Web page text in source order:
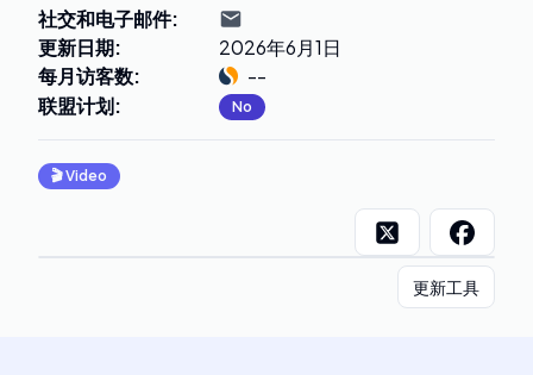
社交和电子邮件:
更新日期:
2026年6月1日
每月访客数:
--
联盟计划: No
🎬Video
更新工具